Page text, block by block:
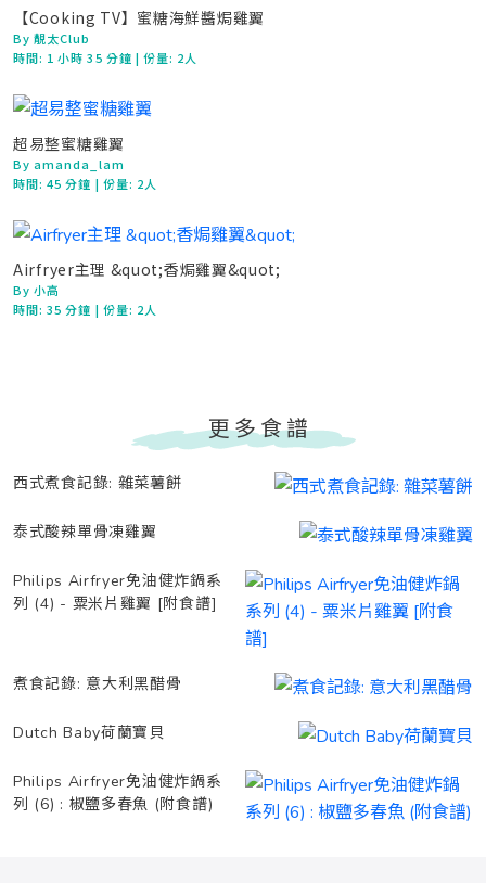
【Cooking TV】蜜糖海鮮醬焗雞翼
By 靚太Club
時間: 1 小時 35 分鐘 | 份量: 2人
超易整蜜糖雞翼
By amanda_lam
時間:45 分鐘 | 份量: 2人
Airfryer主理 &quot;香焗雞翼&quot;
By 小高
時間:35 分鐘 | 份量: 2人
更多食譜
西式煮食記錄: 雜菜薯餅
泰式酸辣單骨凍雞翼
Philips Airfryer免油健炸鍋系
列 (4) - 粟米片雞翼 [附食譜]
煮食記錄: 意大利黑醋骨
Dutch Baby荷蘭寶貝
Philips Airfryer免油健炸鍋系
列 (6) : 椒鹽多春魚 (附食譜)